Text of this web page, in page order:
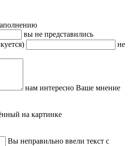
вы не представились
не
нам интересно Ваше мнение
на картинке
Вы неправильно ввели текст с